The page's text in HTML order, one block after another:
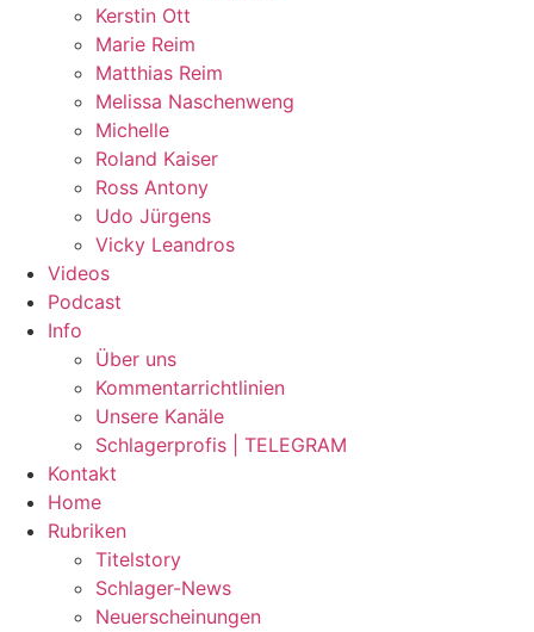
Kerstin Ott
Marie Reim
Matthias Reim
Melissa Naschenweng
Michelle
Roland Kaiser
Ross Antony
Udo Jürgens
Vicky Leandros
Videos
Podcast
Info
Über uns
Kommentarrichtlinien
Unsere Kanäle
Schlagerprofis | TELEGRAM
Kontakt
Home
Rubriken
Titelstory
Schlager-News
Neuerscheinungen